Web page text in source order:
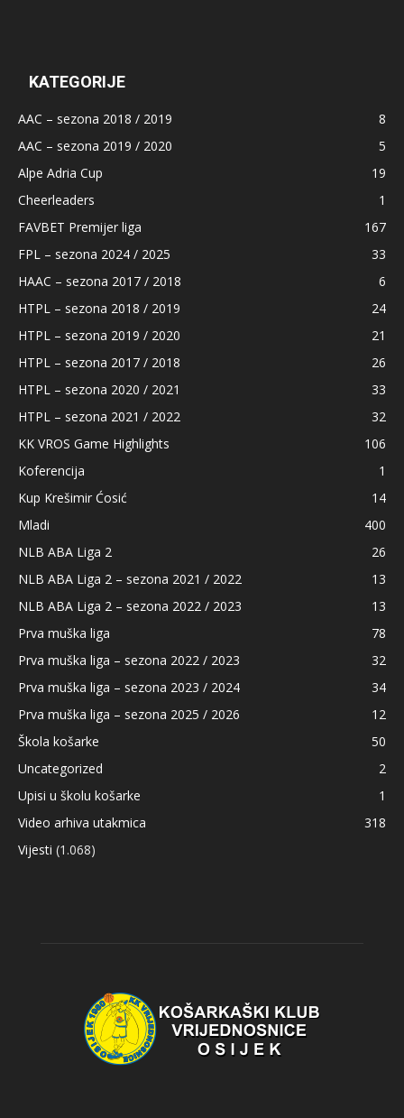
KATEGORIJE
AAC – sezona 2018 / 2019
8
AAC – sezona 2019 / 2020
5
Alpe Adria Cup
19
Cheerleaders
1
FAVBET Premijer liga
167
FPL – sezona 2024 / 2025
33
HAAC – sezona 2017 / 2018
6
HTPL – sezona 2018 / 2019
24
HTPL – sezona 2019 / 2020
21
HTPL – sezona 2017 / 2018
26
HTPL – sezona 2020 / 2021
33
HTPL – sezona 2021 / 2022
32
KK VROS Game Highlights
106
Koferencija
1
Kup Krešimir Ćosić
14
Mladi
400
NLB ABA Liga 2
26
NLB ABA Liga 2 – sezona 2021 / 2022
13
NLB ABA Liga 2 – sezona 2022 / 2023
13
Prva muška liga
78
Prva muška liga – sezona 2022 / 2023
32
Prva muška liga – sezona 2023 / 2024
34
Prva muška liga – sezona 2025 / 2026
12
Škola košarke
50
Uncategorized
2
Upisi u školu košarke
1
Video arhiva utakmica
318
Vijesti (1.068)